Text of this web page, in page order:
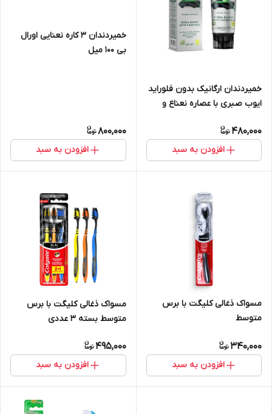
خمیردندان ارگانیک بدون فلوراید
ایوب صبری با عصاره نعناع و
480,000
افزودن به سبد
خمیردندان 3 کاره نعنایی اورال
بی 100 میل
800,000
افزودن به سبد
مسواک ذغالی کلیگت با برس
متوسط
340,000
افزودن به سبد
مسواک ذغالی کلیگت با برس
متوسط بسته 3 عددی
495,000
افزودن به سبد